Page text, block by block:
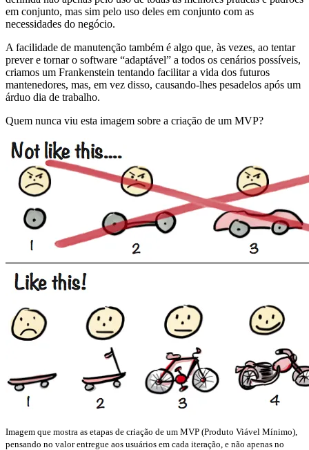
em conjunto, mas sim pelo uso deles em conjunto com as
necessidades do negócio.
A facilidade de manutenção também é algo que, às vezes, ao tentar
prever e tornar o software “adaptável” a todos os cenários possíveis,
criamos um Frankenstein tentando facilitar a vida dos futuros
mantenedores, mas, em vez disso, causando-lhes pesadelos após um
árduo dia de trabalho.
Quem nunca viu esta imagem sobre a criação de um MVP?
Imagem que mostra as etapas de criação de um MVP (Produto Viável Mínimo),
pensando no valor entregue aos usuários em cada iteração, e não apenas no